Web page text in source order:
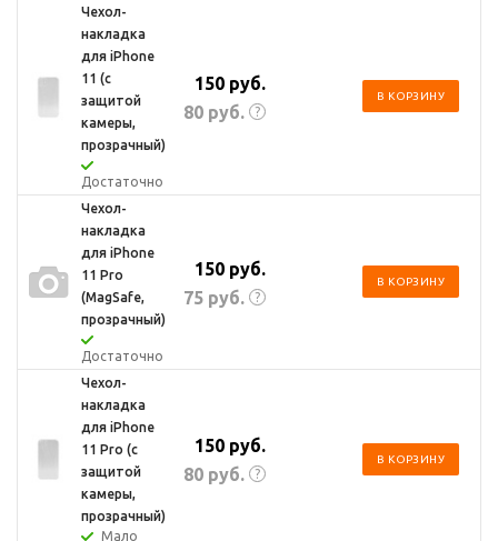
Чехол-
накладка
для iPhone
11 (с
защитой
камеры,
прозрачный)
Достаточно
150 руб.
80 руб. ?
В КОРЗИНУ
Чехол-
накладка
для iPhone
11 Pro
(MagSafe,
прозрачный)
Достаточно
150 руб.
75 руб. ?
В КОРЗИНУ
Чехол-
накладка
для iPhone
11 Pro (с
защитой
камеры,
прозрачный)
Мало
150 руб.
80 руб. ?
В КОРЗИНУ